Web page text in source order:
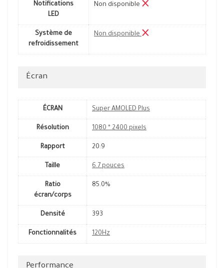
Notifications
LED
Non disponible
Système de
refroidissement
Non disponible
Écran
ÉCRAN Super AMOLED Plus
Résolution 1080 * 2400 pixels
Rapport 20:9
Taille 6.7 pouces
Ratio
écran/corps
85.0%
Densité 393
Fonctionnalités 120Hz